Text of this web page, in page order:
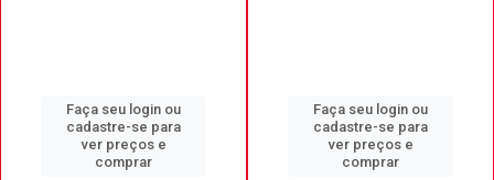
Faça seu login ou
cadastre-se para
ver preços e
comprar
Faça seu login ou
cadastre-se para
ver preços e
comprar